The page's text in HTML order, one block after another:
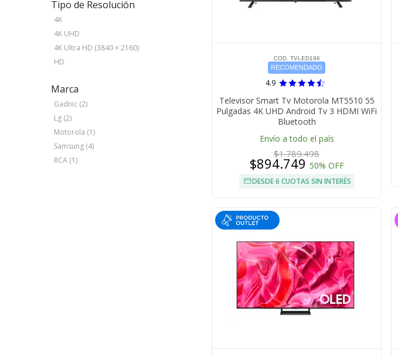
Tipo de Resolución
4K
4K UHD
4K Ultra HD (3840 × 2160)
HD
Marca
Gadnic (2)
Lg (2)
Motorola (1)
Samsung (4)
RCA (1)
COD. TVLED196
RECOMENDADO
4.9
Televisor Smart Tv Motorola MT5510 55
Pulgadas 4K UHD Android Tv 3 HDMI WiFi
Bluetooth
Envío a todo el país
$1.789.498
$894.749 50% OFF
DESDE 6 CUOTAS SIN INTERÉS